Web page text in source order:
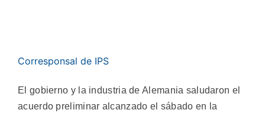
Corresponsal de IPS
El gobierno y la industria de Alemania saludaron el
acuerdo preliminar alcanzado el sábado en la